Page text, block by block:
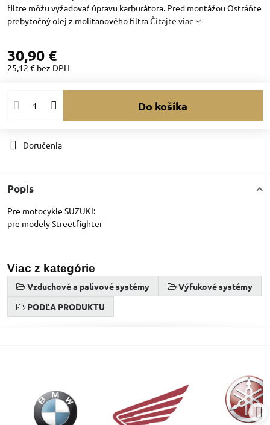
filtre môžu vyžadovať úpravu karburátora. Pred montážou Ostráňte
prebytočný olej z molitanového filtraČítajte viac
30,90 €
25,12 € bez DPH
Do košíka
Doručenia
Popis
Pre motocykle SUZUKI:
pre modely Streetfighter
Viac z kategórie
Vzduchové a palivové systémy
Výfukové systémy
PODĽA PRODUKTU